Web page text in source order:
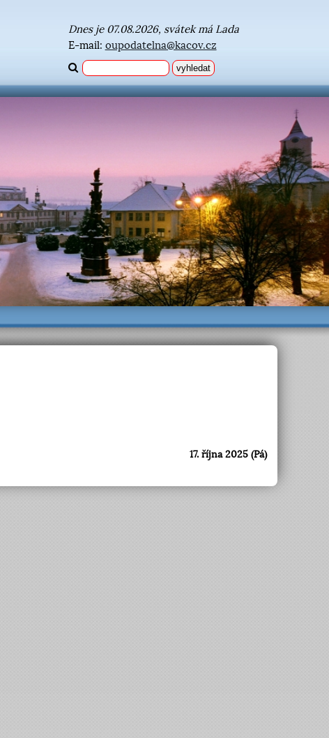
Dnes je 07.08.2026, svátek má Lada
E-mail: oupodatelna@kacov.cz
17. října 2025 (Pá)